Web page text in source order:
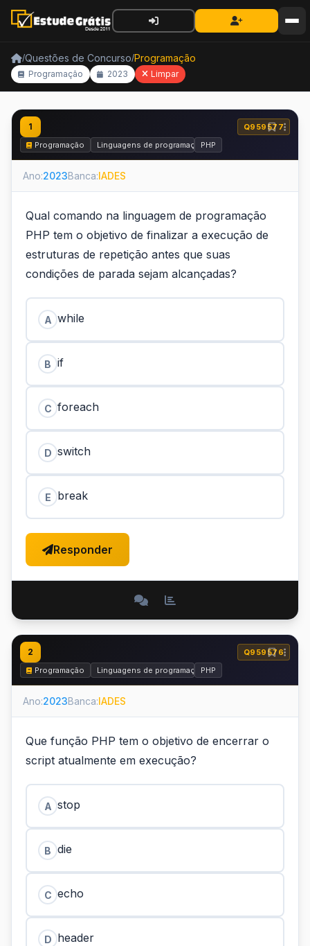
/Questões de Concurso/Programação
Programação 2023 Limpar
1
Q959577
Programação
Linguagens de programaçãoPHP
Ano:2023Banca:IADES
Qual comando na linguagem de programação
PHP tem o objetivo de finalizar a execução de
estruturas de repetição antes que suas
condições de parada sejam alcançadas?
A while
B if
C foreach
D switch
E break
Responder
2
Q959576
Programação
Linguagens de programaçãoPHP
Ano:2023Banca:IADES
Que função PHP tem o objetivo de encerrar o
script atualmente em execução?
A stop
B die
C echo
D header